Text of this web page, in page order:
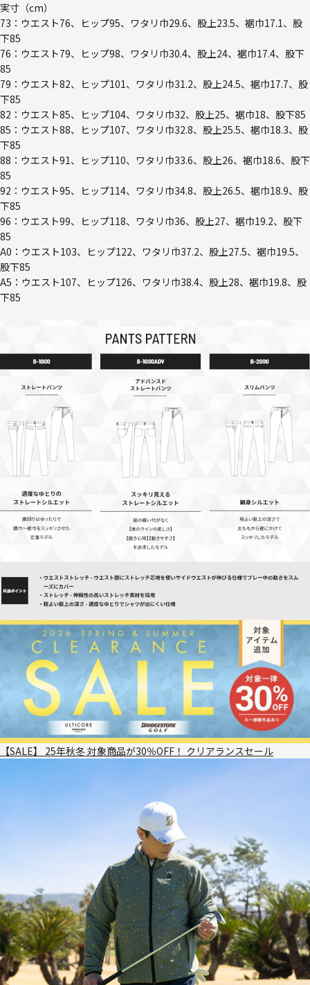
実寸（cm）
73：ウエスト76、ヒップ95、ワタリ巾29.6、股上23.5、裾巾17.1、股
下85
76：ウエスト79、ヒップ98、ワタリ巾30.4、股上24、裾巾17.4、股下
85
79：ウエスト82、ヒップ101、ワタリ巾31.2、股上24.5、裾巾17.7、股
下85
82：ウエスト85、ヒップ104、ワタリ巾32、股上25、裾巾18、股下85
85：ウエスト88、ヒップ107、ワタリ巾32.8、股上25.5、裾巾18.3、股
下85
88：ウエスト91、ヒップ110、ワタリ巾33.6、股上26、裾巾18.6、股下
85
92：ウエスト95、ヒップ114、ワタリ巾34.8、股上26.5、裾巾18.9、股
下85
96：ウエスト99、ヒップ118、ワタリ巾36、股上27、裾巾19.2、股下
85
A0：ウエスト103、ヒップ122、ワタリ巾37.2、股上27.5、裾巾19.5、
股下85
A5：ウエスト107、ヒップ126、ワタリ巾38.4、股上28、裾巾19.8、股
下85
【SALE】 25年秋冬 対象商品が30％OFF！ クリアランスセール